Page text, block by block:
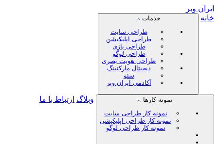
ایران وبر
خانه
خدمات
طراحی سایت
طراحی اپلیکیشن
طراحی بازی
طراحی لوگو
طراحی هویت بصری
دیجیتال مارکتینگ
سئو
آکادمی ایران وبر
نمونه کارها
نمونه کار طراحی سایت
نمونه کار طراحی اپلیکیشن
نمونه کار طراحی لوگو
وبلاگ ارتباط با ما